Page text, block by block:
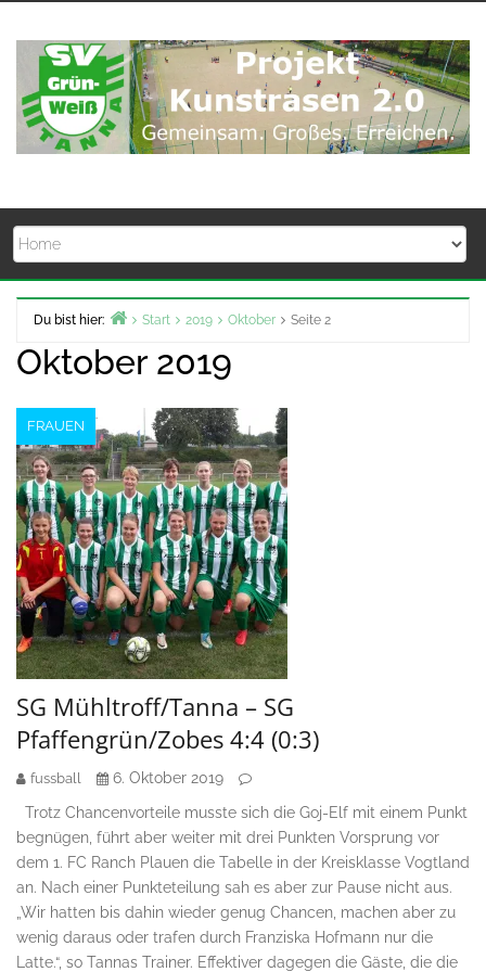
springen
Du bist hier: Start 2019 Oktober Seite 2
Oktober 2019
FRAUEN
SG Mühltroff/Tanna – SG
Pfaffengrün/Zobes 4:4 (0:3)
fussball
6. Oktober 2019
Trotz Chancenvorteile musste sich die Goj-Elf mit einem Punkt
begnügen, führt aber weiter mit drei Punkten Vorsprung vor
dem 1. FC Ranch Plauen die Tabelle in der Kreisklasse Vogtland
an. Nach einer Punkteteilung sah es aber zur Pause nicht aus.
„Wir hatten bis dahin wieder genug Chancen, machen aber zu
wenig daraus oder trafen durch Franziska Hofmann nur die
Latte.“, so Tannas Trainer. Effektiver dagegen die Gäste, die die